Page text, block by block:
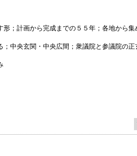
；計画から完成までの５５年；各地から集
中央玄関・中央広間；衆議院と参議院の